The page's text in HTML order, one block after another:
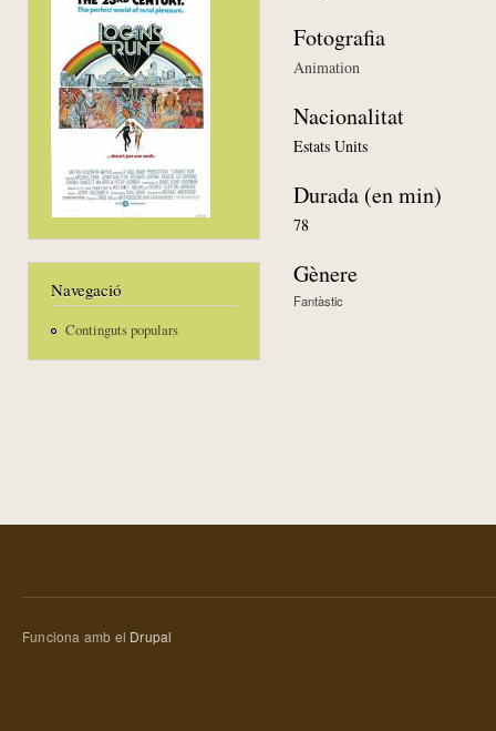
Navegació
Continguts populars
Fotografia
Animation
Nacionalitat
Estats Units
Durada (en min)
78
Gènere
Fantàstic
Funciona amb el Drupal